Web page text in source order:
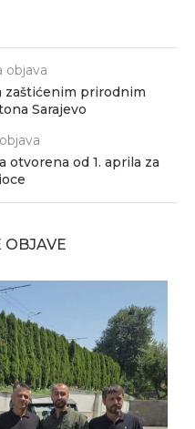
objava
prirodnim
Sarajevo
otvorena od 1. aprila za
OBJAVE